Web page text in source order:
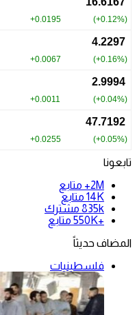
تابعونا
2M+
متابع
14K متابع
835k مشترك
+550K
متابع
المضاف حديثاً
فلسطينيات